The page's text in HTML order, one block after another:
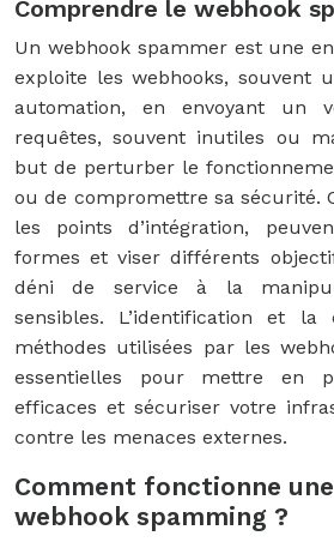
Comprendre le webhook
Un webhook spammer est une
exploite les webhooks, souvent
automation, en envoyant un
requêtes, souvent inutiles ou
but de perturber le
ou de compromettre sa sécurité.
les points d’intégration,
formes et viser différents
déni de service à la
sensibles. L’identification et la
méthodes utilisées par les
essentielles pour mettre en
efficaces et sécuriser votre
contre les menaces externes.
Comment fonctionne
webhook spamming ?